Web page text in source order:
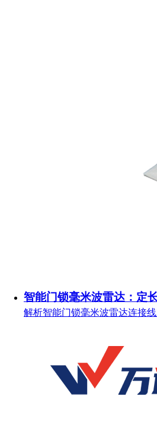
智能门锁毫米波雷达：定
解析智能门锁毫米波雷达连接